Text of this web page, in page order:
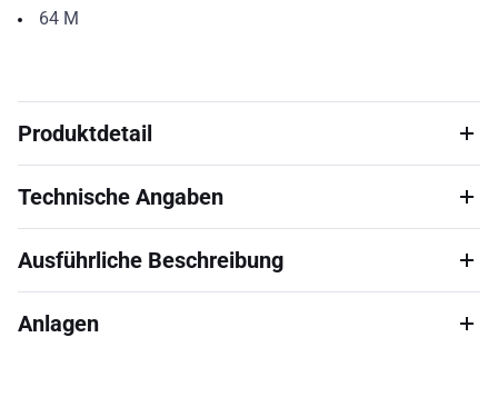
64 M
Produktdetail
Technische Angaben
Ausführliche Beschreibung
Anlagen